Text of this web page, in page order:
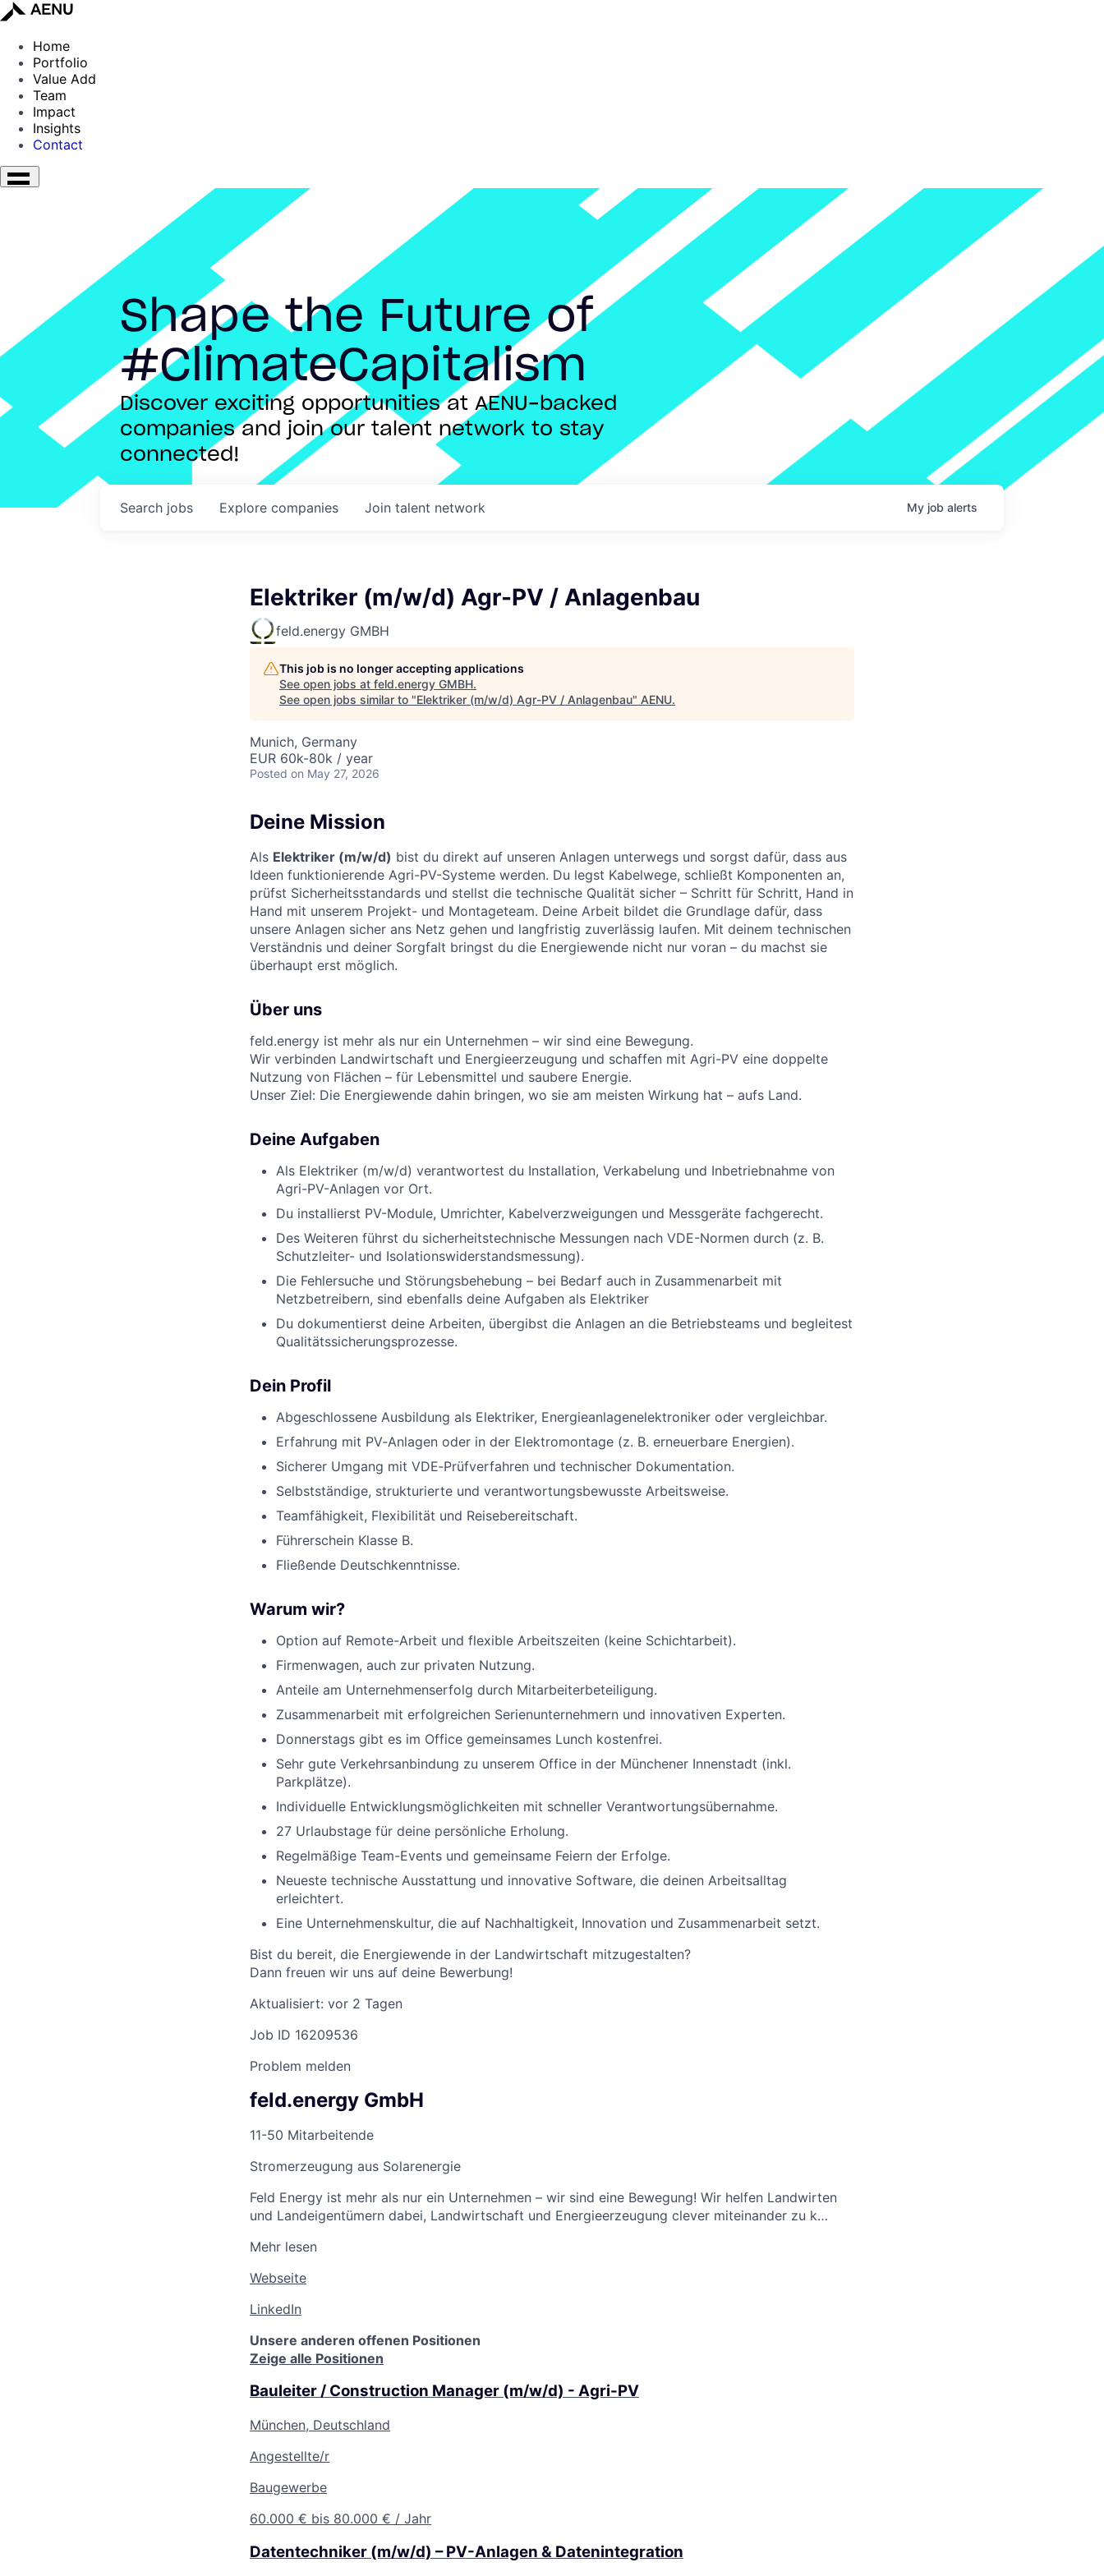
Home
Portfolio
Value Add
Team
Impact
Insights
Contact
Shape the Future of
#ClimateCapitalism
Discover exciting opportunities at AENU-backed
companies and join our talent network to stay
connected!
Search jobs Explore companies Join talent network My job alerts
Elektriker (m/w/d) Agr-PV / Anlagenbau
feld.energy GMBH
This job is no longer accepting applications
See open jobs at feld.energy GMBH.
See open jobs similar to "Elektriker (m/w/d) Agr-PV / Anlagenbau" AENU.
Munich, Germany
EUR 60k-80k / year
Posted on May 27, 2026
Deine Mission
Als Elektriker (m/w/d) bist du direkt auf unseren Anlagen unterwegs und sorgst dafür, dass aus
Ideen funktionierende Agri-PV-Systeme werden. Du legst Kabelwege, schließt Komponenten an,
prüfst Sicherheitsstandards und stellst die technische Qualität sicher – Schritt für Schritt, Hand in
Hand mit unserem Projekt- und Montageteam. Deine Arbeit bildet die Grundlage dafür, dass
unsere Anlagen sicher ans Netz gehen und langfristig zuverlässig laufen. Mit deinem technischen
Verständnis und deiner Sorgfalt bringst du die Energiewende nicht nur voran – du machst sie
überhaupt erst möglich.
Über uns
feld.energy ist mehr als nur ein Unternehmen – wir sind eine Bewegung.
Wir verbinden Landwirtschaft und Energieerzeugung und schaffen mit Agri-PV eine doppelte
Nutzung von Flächen – für Lebensmittel und saubere Energie.
Unser Ziel: Die Energiewende dahin bringen, wo sie am meisten Wirkung hat – aufs Land.
Deine Aufgaben
Als Elektriker (m/w/d) verantwortest du Installation, Verkabelung und Inbetriebnahme von
Agri-PV-Anlagen vor Ort.
Du installierst PV-Module, Umrichter, Kabelverzweigungen und Messgeräte fachgerecht.
Des Weiteren führst du sicherheitstechnische Messungen nach VDE-Normen durch (z. B.
Schutzleiter- und Isolationswiderstandsmessung).
Die Fehlersuche und Störungsbehebung – bei Bedarf auch in Zusammenarbeit mit
Netzbetreibern, sind ebenfalls deine Aufgaben als Elektriker
Du dokumentierst deine Arbeiten, übergibst die Anlagen an die Betriebsteams und begleitest
Qualitätssicherungsprozesse.
Dein Profil
Abgeschlossene Ausbildung als Elektriker, Energieanlagenelektroniker oder vergleichbar.
Erfahrung mit PV‑Anlagen oder in der Elektromontage (z. B. erneuerbare Energien).
Sicherer Umgang mit VDE‑Prüfverfahren und technischer Dokumentation.
Selbstständige, strukturierte und verantwortungsbewusste Arbeitsweise.
Teamfähigkeit, Flexibilität und Reisebereitschaft.
Führerschein Klasse B.
Fließende Deutschkenntnisse.
Warum wir?
Option auf Remote-Arbeit und flexible Arbeitszeiten (keine Schichtarbeit).
Firmenwagen, auch zur privaten Nutzung.
Anteile am Unternehmenserfolg durch Mitarbeiterbeteiligung.
Zusammenarbeit mit erfolgreichen Serienunternehmern und innovativen Experten.
Donnerstags gibt es im Office gemeinsames Lunch kostenfrei.
Sehr gute Verkehrsanbindung zu unserem Office in der Münchener Innenstadt (inkl.
Parkplätze).
Individuelle Entwicklungsmöglichkeiten mit schneller Verantwortungsübernahme.
27 Urlaubstage für deine persönliche Erholung.
Regelmäßige Team-Events und gemeinsame Feiern der Erfolge.
Neueste technische Ausstattung und innovative Software, die deinen Arbeitsalltag
erleichtert.
Eine Unternehmenskultur, die auf Nachhaltigkeit, Innovation und Zusammenarbeit setzt.
Bist du bereit, die Energiewende in der Landwirtschaft mitzugestalten?
Dann freuen wir uns auf deine Bewerbung!
Aktualisiert: vor 2 Tagen
Job ID 16209536
Problem melden
feld.energy GmbH
11-50 Mitarbeitende
Stromerzeugung aus Solarenergie
Feld Energy ist mehr als nur ein Unternehmen – wir sind eine Bewegung! Wir helfen Landwirten
und Landeigentümern dabei, Landwirtschaft und Energieerzeugung clever miteinander zu k…
Mehr lesen
Webseite
LinkedIn
Unsere anderen offenen Positionen
Zeige alle Positionen
Bauleiter / Construction Manager (m/w/d) - Agri-PV
München, Deutschland
Angestellte/r
Baugewerbe
60.000 € bis 80.000 € / Jahr
Datentechniker (m/w/d) – PV-Anlagen & Datenintegration